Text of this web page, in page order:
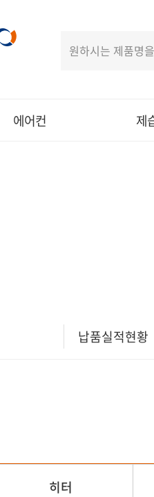
에어컨 제
납품실적현황
히터